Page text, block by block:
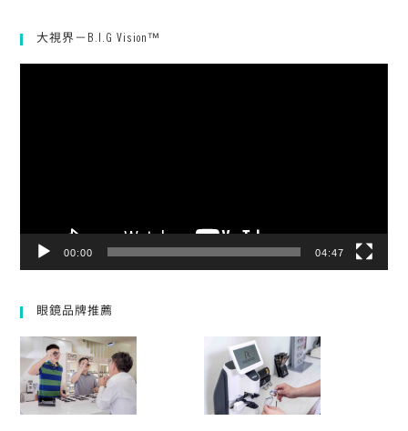
大視界－B.I.G Vision™
00:00 04:47
眼鏡品牌推薦